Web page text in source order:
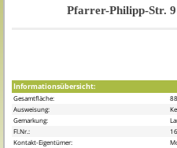
Pfarrer-Philipp-Str.
Informationsübersicht:
Gesamtfläche:
Ausweisung:
Gemarkung:
Fl.Nr.:
Kontakt-Eigentümer: